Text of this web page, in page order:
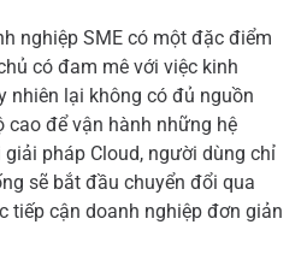
nghiệp SME có một đặc điểm
có đam mê với việc kinh
nhiên lại không có đủ nguồn
cao để vận hành những hệ
pháp Cloud, người dùng chỉ
sẽ bắt đầu chuyển đổi qua
tiếp cận doanh nghiệp đơn giản